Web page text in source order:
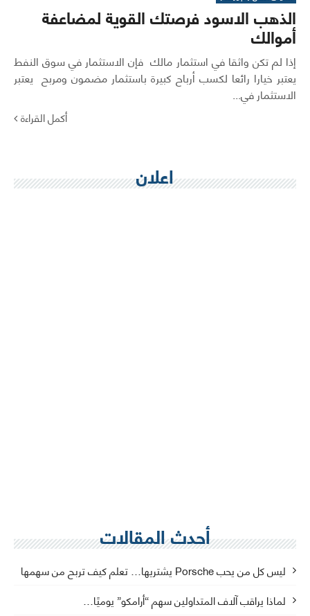
الذهب الاسود فرصتك القوية لمضاعفة
أموالك
إذا لم تكن واثقا في استثمار مالك فإن الاستثمار في سوق النفط
يعتبر خيارا رائعا لكسب أرباح كبيرة باستثمار مضمون ومربح يعتبر
الاستثمار في...
أكمل القراءة
اعلان
أحدث المقالات
ليس كل من يحب Porsche يشتريها… تعلم كيف تربح من سهمها
لماذا يراقب آلاف المتداولين سهم “أرامكو” يوميًا…